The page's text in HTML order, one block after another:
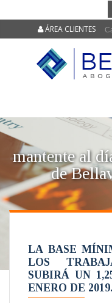
ÁREA CLIENTES
mantente al
de
LA BASE
LOS
SUBIRÁ UN
ENERO DE 2019.